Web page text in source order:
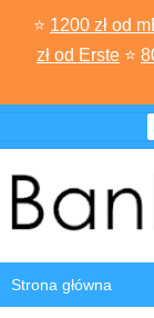
⭐ 1200 zł od
zł od Erste ⭐